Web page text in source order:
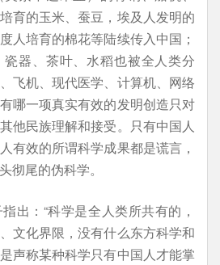
育的玉米、蚕豆，埃及人发明的
人培育的棉花等陆续传入中国；
器、茶叶、水稻也被全人类分
飞机、现代医学、计算机、网络
哪一项真实有效的发明创造只对
他民族理解和接受。只有中国人
有效的所谓科学成果都是谎言，
彻尾的伪科学。
出：“科学是全人类所共有的，
文化界限，没有什么东方科学和
声称某种科学只有中国人才能掌